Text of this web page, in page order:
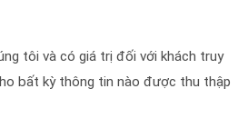
tôi và có giá trị đối với khách truy
bất kỳ thông tin nào được thu thập